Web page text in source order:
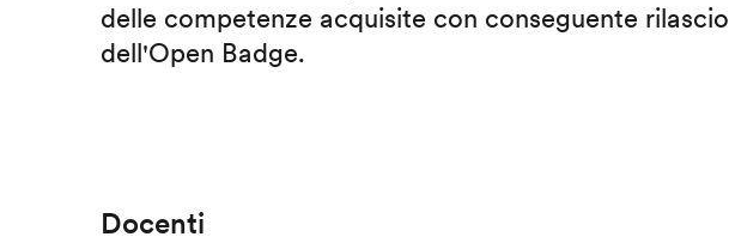
delle competenze acquisite con conseguente rilascio
dell'Open Badge.
Docenti